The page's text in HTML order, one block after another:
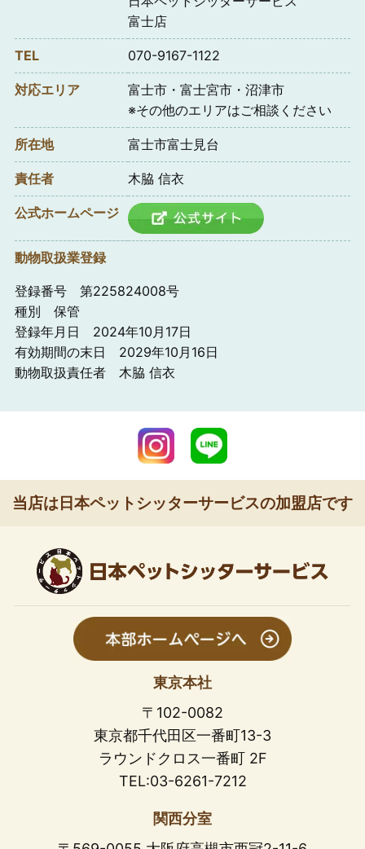
富士店
TEL 070-9167-1122
対応エリア
富士市・富士宮市・沼津市
※その他のエリアはご相談ください
所在地 富士市富士見台
責任者 木脇 信衣
公式ホームページ
動物取扱業登録
登録番号 第225824008号
種別 保管
登録年月日 2024年10月17日
有効期間の末日 2029年10月16日
動物取扱責任者 木脇 信衣
当店は日本ペットシッターサービスの加盟店です
東京本社
〒102-0082
東京都千代田区一番町13-3
ラウンドクロス一番町 2F
TEL:03-6261-7212
関西分室